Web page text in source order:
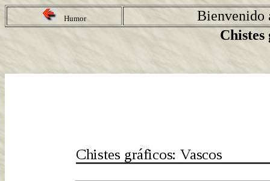
Humor
Bienvenido
Chistes